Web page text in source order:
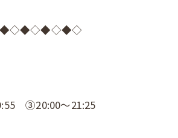
③20:00～21:25